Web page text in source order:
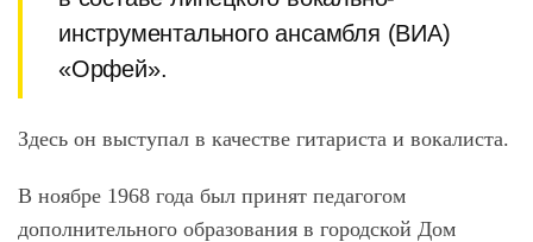
инструментального ансамбля (ВИА)
«Орфей».
Здесь он выступал в качестве гитариста и вокалиста.
В ноябре 1968 года был принят педагогом
дополнительного образования в городской Дом